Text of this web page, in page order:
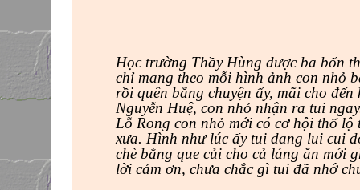
Học trường Thầy Hùng được ba bốn
chỉ mang theo mỗi hình ảnh con nhỏ
rồi quên bẳng chuyện ấy, mãi cho
Nguyễn Huệ, con nhỏ nhận ra tui
Lỗ Rong con nhỏ mới có cơ hội thố
xưa. Hình như lúc ấy tui đang lui cui
chè bằng que củi cho cả láng ăn mới
lời cảm ơn, chưa chắc gì tui đã nhớ